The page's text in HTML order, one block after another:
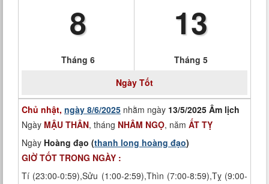
8
Tháng 6
13
Tháng 5
Ngày Tốt
Chủ nhật, ngày 8/6/2025 nhằm ngày 13/5/2025 Âm lịch
Ngày MẬU THÂN, tháng NHÂM NGỌ, năm ẤT TỴ
Ngày Hoàng đạo (thanh long hoàng đạo)
GIỜ TỐT TRONG NGÀY :
Tí (23:00-0:59),Sửu (1:00-2:59),Thìn (7:00-8:59),Tỵ (9:00-